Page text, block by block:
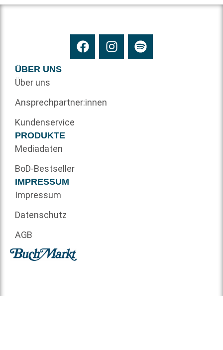
ÜBER UNS
Über uns
Ansprechpartner:innen
Kundenservice
PRODUKTE
Mediadaten
BoD-Bestseller
IMPRESSUM
Impressum
Datenschutz
AGB